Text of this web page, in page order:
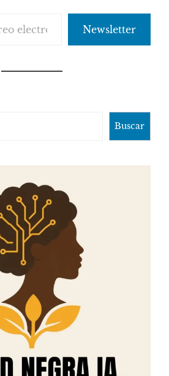
Newsletter
Buscar